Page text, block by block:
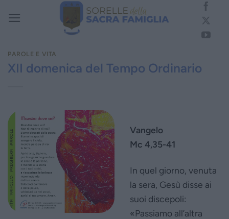
PAROLE E VITA
XII domenica del Tempo Ordinario
Vangelo
Mc 4,35-41
In quel giorno, venuta
la sera, Gesù disse ai
suoi discepoli:
«Passiamo all’altra